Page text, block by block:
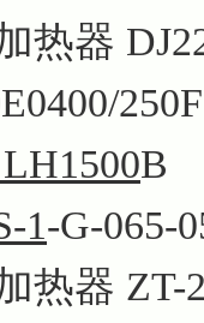
热器
250F
B
1-G-065-
热器 ZT-